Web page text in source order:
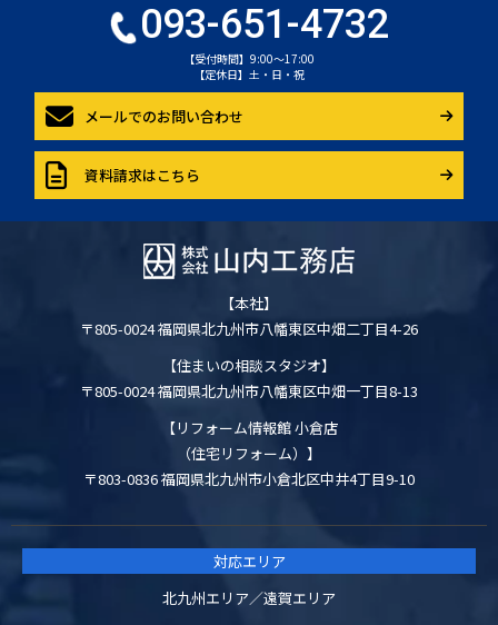
093-651-4732
【受付時間】9:00～17:00
【定休日】土・日・祝
メールでのお問い合わせ
資料請求はこちら
【本社】
〒805-0024 福岡県北九州市八幡東区中畑二丁目4-26
【住まいの相談スタジオ】
〒805-0024 福岡県北九州市八幡東区中畑一丁目8-13
【リフォーム情報館 小倉店
（住宅リフォーム）】
〒803-0836 福岡県北九州市小倉北区中井4丁目9-10
対応エリア
北九州エリア／遠賀エリア